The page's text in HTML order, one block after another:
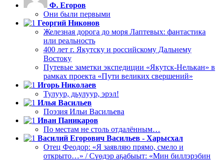
Ф. Егоров
Они были первыми
Георгий Никонов
Железная дорога до моря Лаптевых: фантастика
или реальность
400 лет г. Якутску и российскому Дальнему
Востоку
Путевые заметки экспедиции «Якутск-Нелькан» в
рамках проекта «Пути великих свершений»
Игорь Николаев
Тулуур, дьулуур, эрэл!
Илья Васильев
Поэзия Ильи Васильева
Иван Паникаров
По местам не столь отдалённым…
Василий Егорович Васильев - Харысхал
Отец Феодор: «Я заявляю прямо, смело и
открыто…» / Сүөдэр аҕабыыт: «Мин биллэрэбин